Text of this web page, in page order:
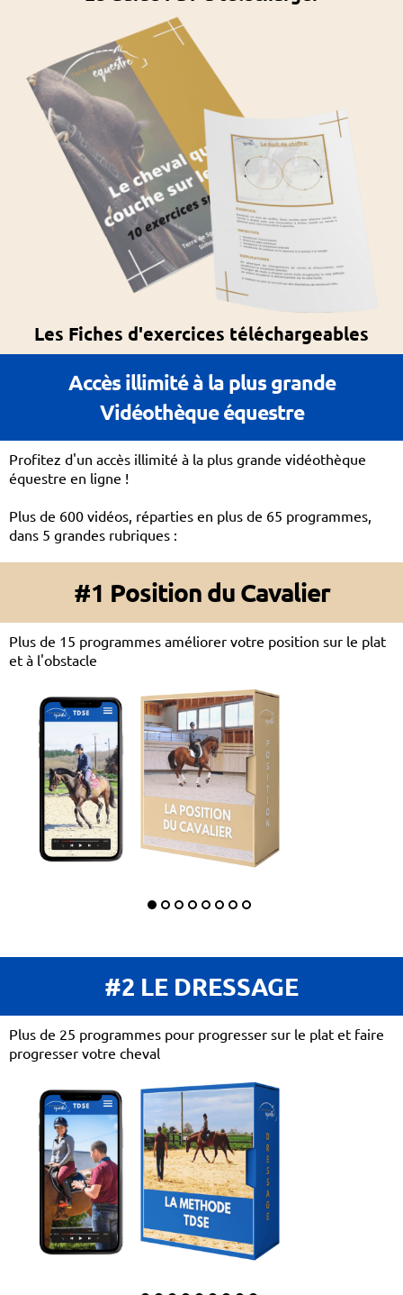
Les Fiches d'exercices téléchargeables
Accès illimité à la plus grande
Vidéothèque équestre
Profitez d'un accès illimité à la plus grande vidéothèque
équestre en ligne !
Plus de 600 vidéos, réparties en plus de 65 programmes,
dans 5 grandes rubriques :
#1 Position du Cavalier
Plus de 15 programmes améliorer votre position sur le plat
et à l'obstacle
#2 LE DRESSAGE
Plus de 25 programmes pour progresser sur le plat et faire
progresser votre cheval